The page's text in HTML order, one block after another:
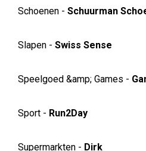
Schoenen - Schuurman
Slapen - Swiss Sense
Speelgoed &amp; Games -
Sport - Run2Day
Supermarkten - Dirk